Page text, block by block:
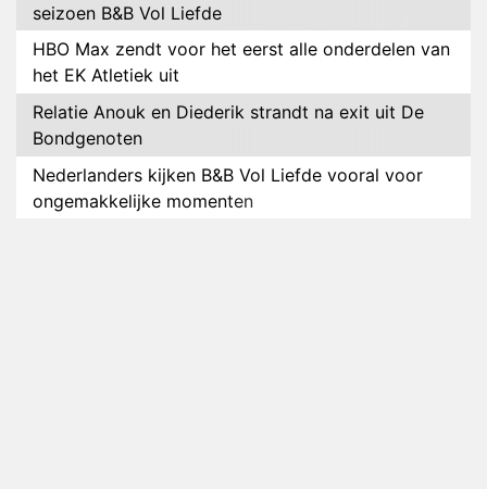
seizoen B&B Vol Liefde
HBO Max zendt voor het eerst alle onderdelen van
het EK Atletiek uit
Relatie Anouk en Diederik strandt na exit uit De
Bondgenoten
Nederlanders kijken B&B Vol Liefde vooral voor
ongemakkelijke momenten